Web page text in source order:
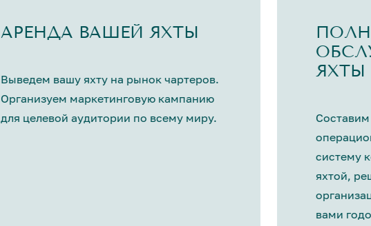
АРЕНДА ВАШЕЙ ЯХТЫ
Выведем вашу яхту на рынок чартеров.
Организуем маркетинговую кампанию
для целевой аудитории по всему миру.
ЯХТЫ
систему
яхтой,
вами